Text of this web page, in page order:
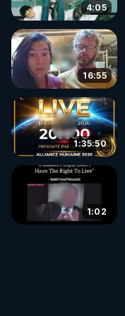
4:05
16:55
1:35:50
1:02